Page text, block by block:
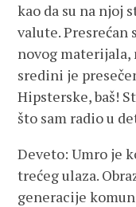
kao da su na njoj
valute. Presrećan
novog
sredini je
Hipsterske, baš!
što sam radio u
Deveto: Umro je
trećeg ulaza.
generacije